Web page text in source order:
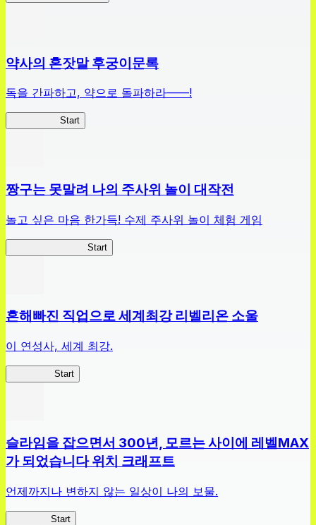
약사의 혼잣말 후궁이문록
독을 간파하고, 약으로 돌파하라——!
Start
짱구는 못말려 나의 주사위 놀이 대작전
놀고 싶은 마음 한가득! 수제 주사위 놀이 체험 게임
Start
흔해빠진 직업으로 세계최강 리벨리온 소울
이 연성사, 세계 최강.
Start
슬라임을 잡으면서 300년, 모르는 사이에 레벨MAX
가 되었습니다 위치 크래프트
언제까지나 변하지 않는 일상이 나의 보물.
Start